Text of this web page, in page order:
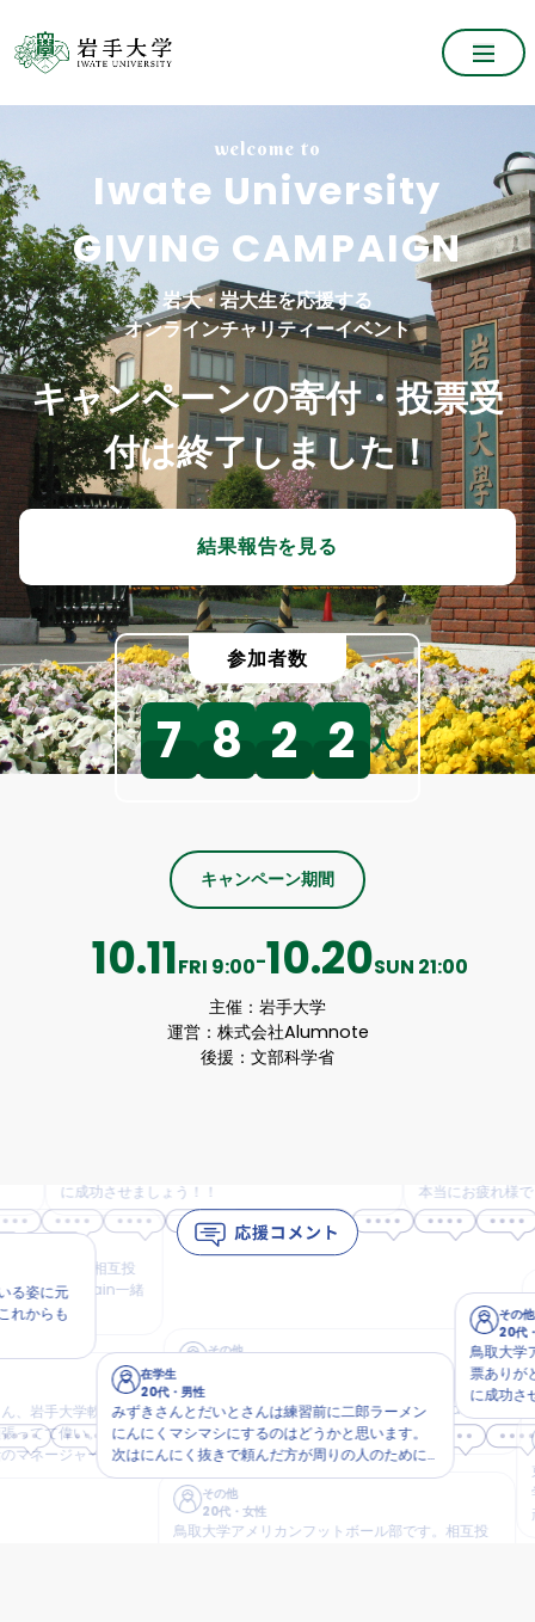
welcome to
Iwate University
GIVING CAMPAIGN
岩大・岩大生を応援する
オンラインチャリティーイベント
キャンペーンの寄付・投票受
付は終了しました！
結果報告を見る
参加者数
7 8 2 2 人
キャンペーン期間
10.11FRI 9:00-10.20SUN 21:00
主催： 岩手大学
運営：株式会社Alumnote
後援：文部科学省
成功させましょう！！
本当にお疲れ様でした！ そして、練習潜りもさせ
ていただいて、ありがとう
nalで対戦してる姿をたの
です。相互投
Campain一緒
その他
20代
鳥取大学アメリカンフットボール部です。相互投
票ありがとうございます！Giving Campain一緒
に成功させましょう！！
鳥取
票あ
に成
在学生
20代・男性
みずきさんとだいとさんは練習前に二郎ラーメン
にんにくマシマシにするのはどうかと思います。
次はにんにく抜きで頼んだ方が周りの人のために
なると思います。
その他
20代・女性
鳥取大学アメリ
票ありがとう
に成功させまし
大学軟式野
偉い。私は
ジャーをや
その他
20代・女性
鳥取大学アメリカンフットボール部です。相互投
そ
東北
学生
頑張